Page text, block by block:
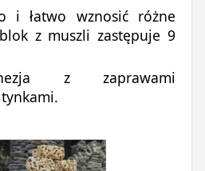
i łatwo wznosić różne
z muszli zastępuje 9
z zaprawami